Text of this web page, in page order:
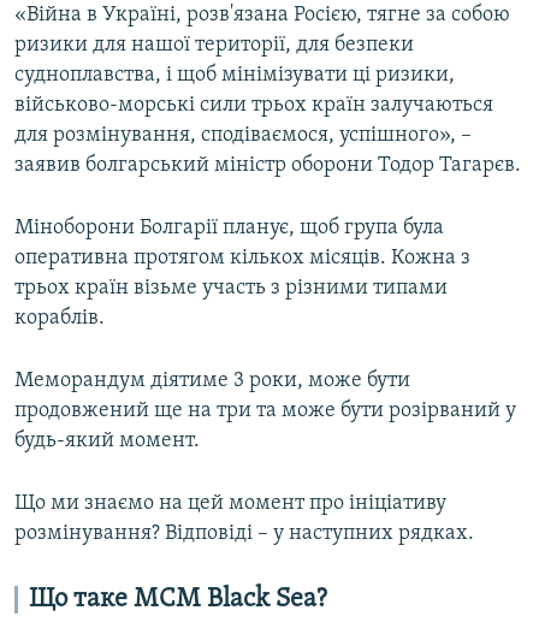
«Війна в Україні, розв'язана Росією, тягне за собою
ризики для нашої території, для безпеки
судноплавства, і щоб мінімізувати ці ризики,
військово-морські сили трьох країн залучаються
для розмінування, сподіваємося, успішного», –
заявив болгарський міністр оборони Тодор Тагарєв.
Міноборони Болгарії планує, щоб група була
оперативна протягом кількох місяців. Кожна з
трьох країн візьме участь з різними типами
кораблів.
Меморандум діятиме 3 роки, може бути
продовжений ще на три та може бути розірваний у
будь-який момент.
Що ми знаємо на цей момент про ініціативу
розмінування? Відповіді – у наступних рядках.
Що таке MCM Black Sea?